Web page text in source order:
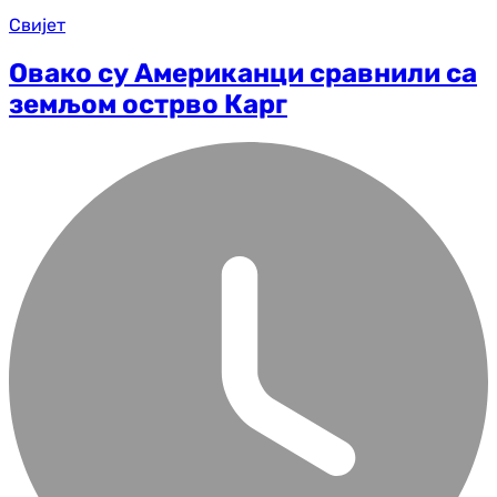
Свијет
Овако су Американци сравнили са
земљом острво Карг